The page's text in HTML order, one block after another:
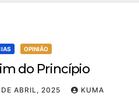
OPINIÃO
do Princípio
ABRIL, 2025 KUMA